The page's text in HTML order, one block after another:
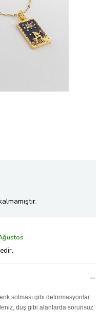
solması gibi deformasyonlar
deniz, duş gibi alanlarda sorunsuz